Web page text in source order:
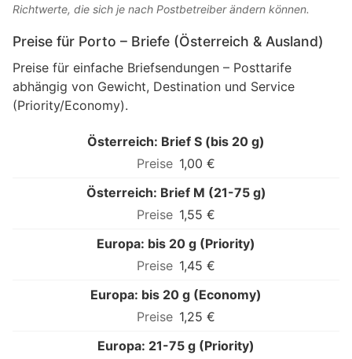
Richtwerte, die sich je nach Postbetreiber ändern können.
Preise für Porto – Briefe (Österreich & Ausland)
Preise für einfache Briefsendungen – Posttarife
abhängig von Gewicht, Destination und Service
(Priority/Economy).
Österreich: Brief S (bis 20 g)
1,00 €
Österreich: Brief M (21-75 g)
1,55 €
Europa: bis 20 g (Priority)
1,45 €
Europa: bis 20 g (Economy)
1,25 €
Europa: 21-75 g (Priority)